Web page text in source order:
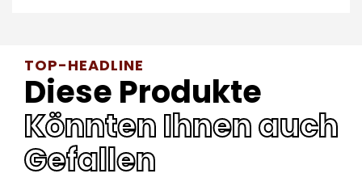
TOP-HEADLINE
Diese Produkte
Könnten Ihnen auch
Gefallen